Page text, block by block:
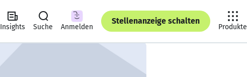
Insights Suche Anmelden
Stellenanzeige schalten
Produkte